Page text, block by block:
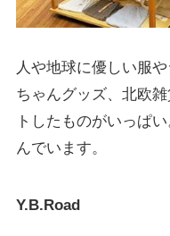
人や地球に優しい服
ちゃんグッズ、北欧
トしたものがいっぱい
んでいます。
Y.B.Road